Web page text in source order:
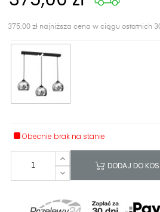
375,00 zł najniższa cena w ciągu ostatnich
Obecnie brak na stanie
DODAJ DO